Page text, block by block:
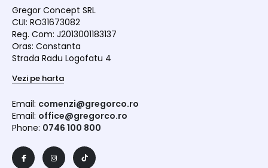
Gregor Concept SRL
CUI: RO31673082
Reg. Com: J2013001183137
Oras: Constanta
Strada Radu Logofatu 4
Vezi pe harta
Email: comenzi@gregorco.ro
Email: office@gregorco.ro
Phone: 0746 100 800